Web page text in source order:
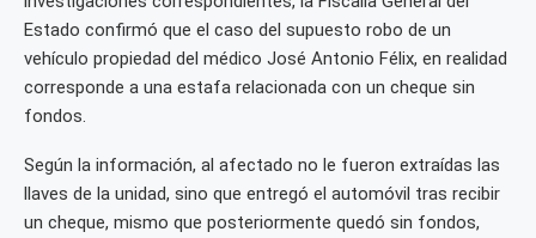
Estado confirmó que el caso del supuesto robo de un
vehículo propiedad del médico José Antonio Félix, en realidad
corresponde a una estafa relacionada con un cheque sin
fondos.
Según la información, al afectado no le fueron extraídas las
llaves de la unidad, sino que entregó el automóvil tras recibir
un cheque, mismo que posteriormente quedó sin fondos,